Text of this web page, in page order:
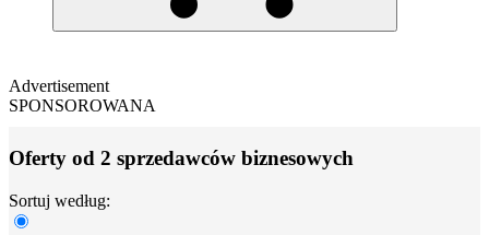
Advertisement
SPONSOROWANA
Oferty od 2 sprzedawców biznesowych
Sortuj według: